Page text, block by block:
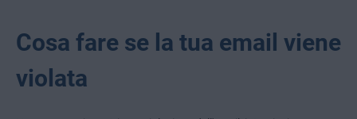
Cosa fare se la tua email viene
violata